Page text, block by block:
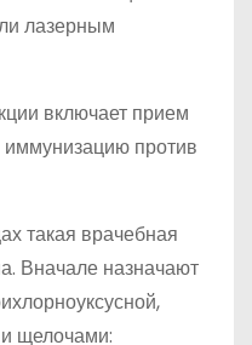
лазерным
включает прием
иммунизацию против
такая врачебная
Вначале назначают
щелочами: